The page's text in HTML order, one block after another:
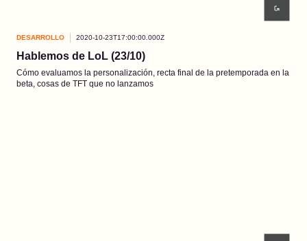
DESARROLLO 2020-10-23T17:00:00.000Z
Hablemos de LoL (23/10)
Cómo evaluamos la personalización, recta final de la pretemporada en la
beta, cosas de TFT que no lanzamos